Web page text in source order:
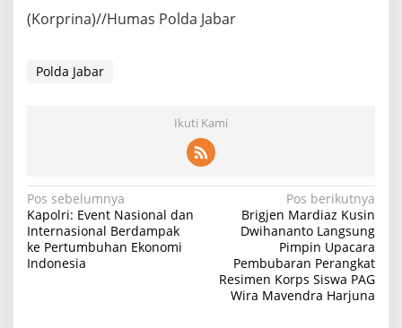
(Korprina)//Humas Polda Jabar
Polda Jabar
Ikuti Kami
Navigasi
pos
Pos sebelumnya
Kapolri: Event Nasional dan
Internasional Berdampak
ke Pertumbuhan Ekonomi
Indonesia
Pos berikutnya
Brigjen Mardiaz Kusin
Dwihananto Langsung
Pimpin Upacara
Pembubaran Perangkat
Resimen Korps Siswa PAG
Wira Mavendra Harjuna